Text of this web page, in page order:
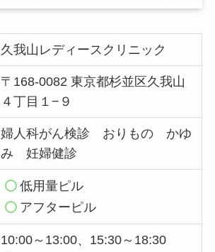
久我山レディースクリニック
〒168-0082 東京都杉並区久我山
４丁目１−９
婦人科がん検診 おりもの かゆ
み 妊婦健診
低用量ピル
アフターピル
10:00～13:00、15:30～18:30